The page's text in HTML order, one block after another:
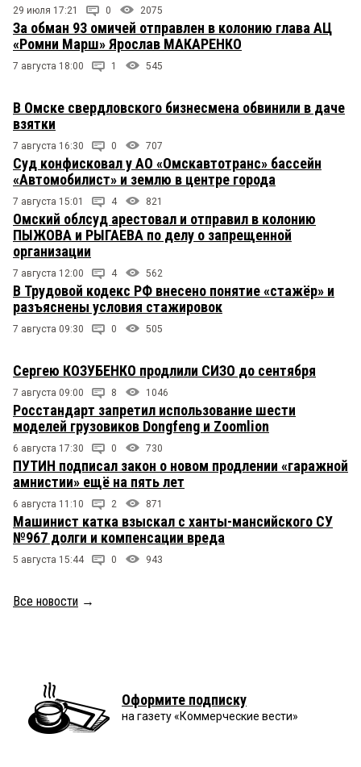
29 июля 17:21 0 2075
За обман 93 омичей отправлен в колонию глава АЦ
«Ромни Марш» Ярослав МАКАРЕНКО
7 августа 18:00 1 545
В Омске свердловского бизнесмена обвинили в даче
взятки
7 августа 16:30 0 707
Суд конфисковал у АО «Омскавтотранс» бассейн
«Автомобилист» и землю в центре города
7 августа 15:01 4 821
Омский облсуд арестовал и отправил в колонию
ПЫЖОВА и РЫГАЕВА по делу о запрещенной
организации
7 августа 12:00 4 562
В Трудовой кодекс РФ внесено понятие «стажёр» и
разъяснены условия стажировок
7 августа 09:30 0 505
Сергею КОЗУБЕНКО продлили СИЗО до сентября
7 августа 09:00 8 1046
Росстандарт запретил использование шести
моделей грузовиков Dongfeng и Zoomlion
6 августа 17:30 0 730
ПУТИН подписал закон о новом продлении «гаражной
амнистии» ещё на пять лет
6 августа 11:10 2 871
Машинист катка взыскал с ханты-мансийского СУ
№967 долги и компенсации вреда
5 августа 15:44 0 943
Все новости →
Оформите подписку
на газету «Коммерческие вести»